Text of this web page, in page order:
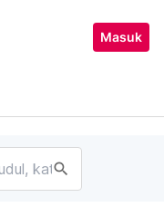
Masuk
search